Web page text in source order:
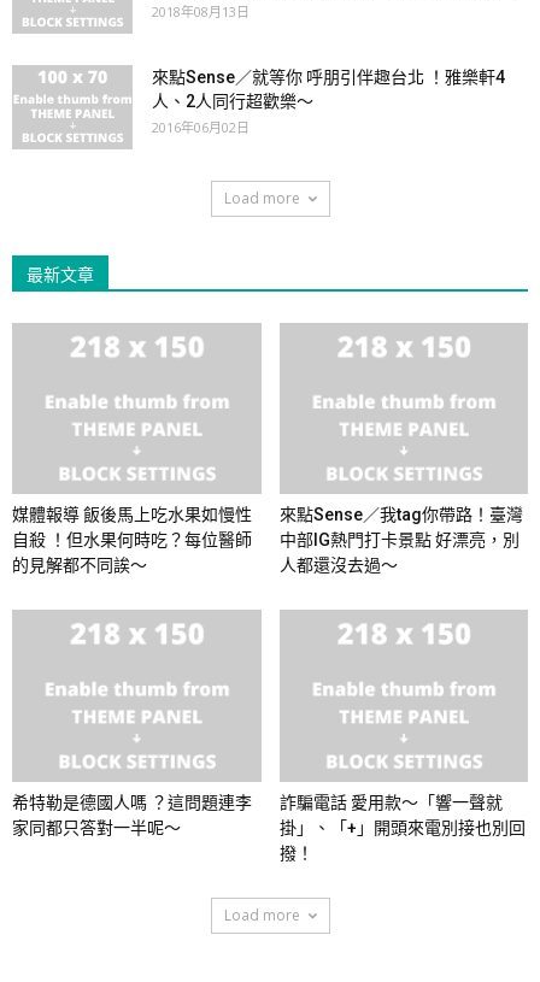
2018年08月13日
來點Sense／就等你 呼朋引伴趣台北 ！雅樂軒4
人、2人同行超歡樂～
2016年06月02日
Load more
最新文章
媒體報導 飯後馬上吃水果如慢性
自殺 ！但水果何時吃？每位醫師
的見解都不同誒～
來點Sense／我tag你帶路！臺灣
中部IG熱門打卡景點 好漂亮，別
人都還沒去過～
希特勒是德國人嗎 ？這問題連李
家同都只答對一半呢～
詐騙電話 愛用款～「響一聲就
掛」、「+」開頭來電別接也別回
撥！
Load more